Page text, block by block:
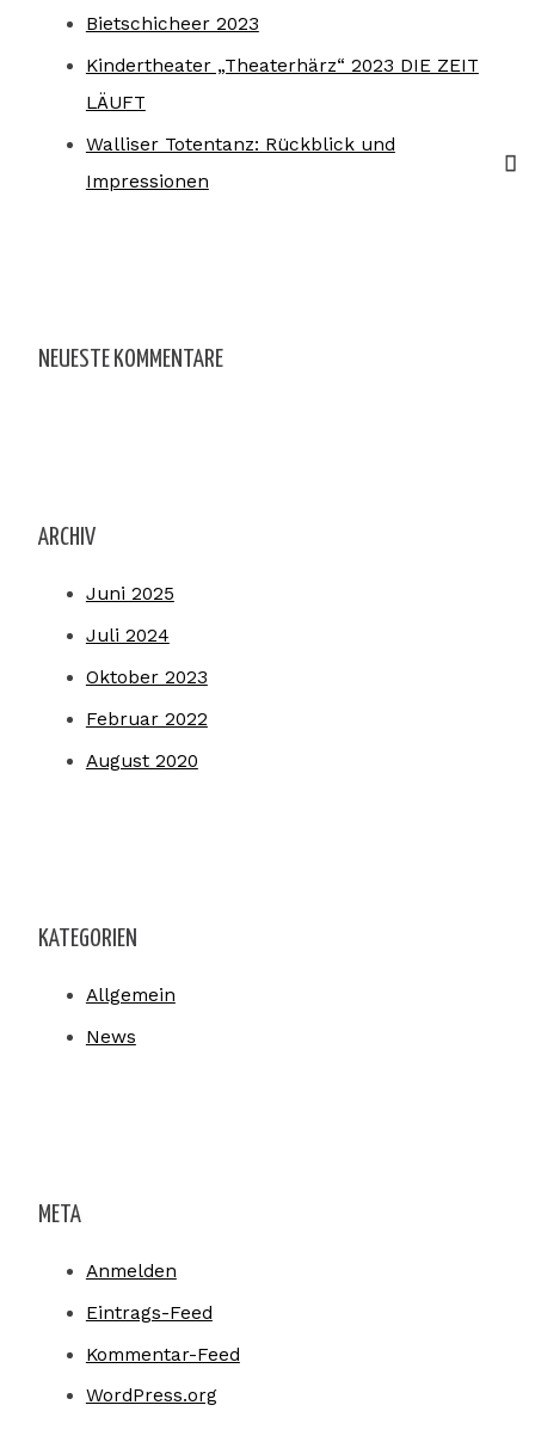
Bietschicheer 2023
Kindertheater „Theaterhärz“ 2023 DIE ZEIT
LÄUFT
Walliser Totentanz: Rückblick und
Impressionen
NEUESTE KOMMENTARE
ARCHIV
Juni 2025
Juli 2024
Oktober 2023
Februar 2022
August 2020
KATEGORIEN
Allgemein
News
META
Anmelden
Eintrags-Feed
Kommentar-Feed
WordPress.org